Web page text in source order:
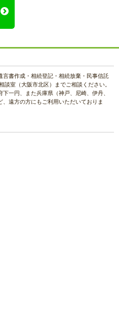
書作成・相続登記・相続放棄・民事信託
談室（大阪市北区）までご相談ください。
一円、また兵庫県（神戸、尼崎、伊丹、
遠方の方にもご利用いただいておりま